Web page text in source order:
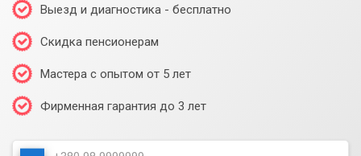
Выезд и диагностика - бесплатно
Скидка пенсионерам
Мастера с опытом от 5 лет
Фирменная гарантия до 3 лет